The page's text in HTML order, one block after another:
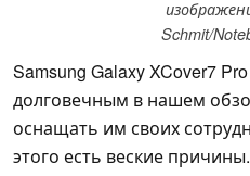
Schmit/
Samsung Galaxy XCover7
долговечным в нашем
оснащать им своих
этого есть веские причины.